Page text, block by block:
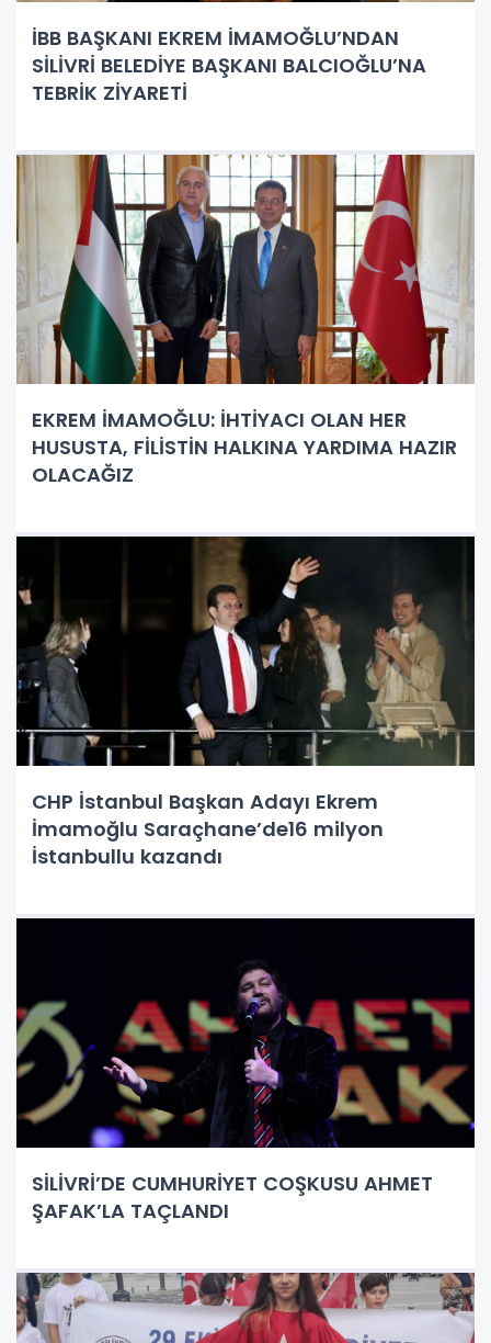
İBB BAŞKANI EKREM İMAMOĞLU’NDAN
SİLİVRİ BELEDİYE BAŞKANI BALCIOĞLU’NA
TEBRİK ZİYARETİ
EKREM İMAMOĞLU: İHTİYACI OLAN HER
HUSUSTA, FİLİSTİN HALKINA YARDIMA HAZIR
OLACAĞIZ
CHP İstanbul Başkan Adayı Ekrem
İmamoğlu Saraçhane’de16 milyon
İstanbullu kazandı
SİLİVRİ’DE CUMHURİYET COŞKUSU AHMET
ŞAFAK’LA TAÇLANDI